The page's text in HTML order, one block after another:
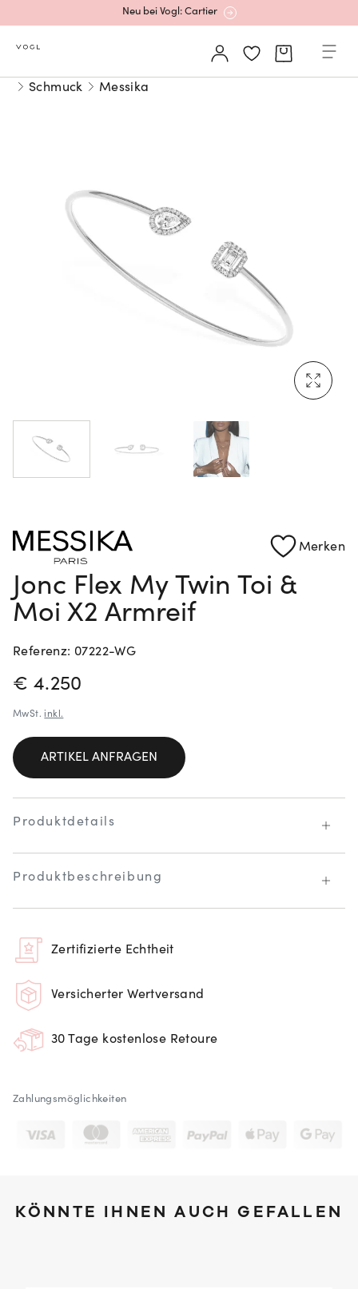
Mehr erfahren: Ikonische Uhren von Cartier
Mehr erfahren: Ikonische Uhren von Cartier
Schmuck Messika
Merken
Jonc Flex My Twin Toi &
Moi X2 Armreif
Referenz: 07222-WG
PREISINFORMATIONEN
€ 4.250
MwSt. inkl.
ARTIKEL ANFRAGEN
Produktdetails
Produktbeschreibung
Zertifizierte Echtheit
Versicherter Wertversand
30 Tage kostenlose Retoure
Zahlungsmöglichkeiten
KÖNNTE IHNEN AUCH GEFALLEN